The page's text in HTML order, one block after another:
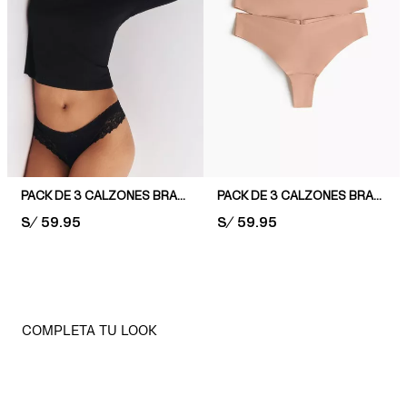
PACK DE 3 CALZONES BRAZILIAN DE ALGODÓN Y ENCAJE
PRICE:
S/ 59.95
PACK DE 3 CALZONES BRAZILIAN EFECTO INVISIBLE
PRICE:
S/ 59.95
COMPLETA TU LOOK